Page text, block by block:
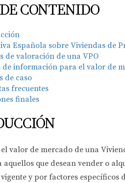
CONTENIDO
Española sobre Viviendas de
de valoración de una VPO
de información para el valor de
de caso
frecuentes
finales
valor de mercado de una
aquellos que desean vender o
y por factores específicos